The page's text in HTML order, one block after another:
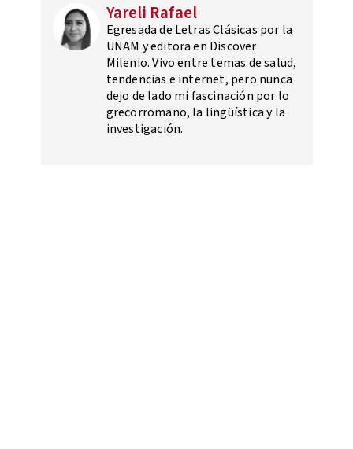
Yareli Rafael
Egresada de Letras Clásicas por la
UNAM y editora en Discover
Milenio. Vivo entre temas de salud,
tendencias e internet, pero nunca
dejo de lado mi fascinación por lo
grecorromano, la lingüística y la
investigación.